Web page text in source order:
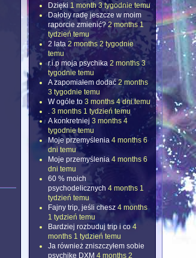
Dzięki 1 month 3 tygodnie temu
Dałoby radę jeszcze w moim
raporcie zmienić? 2 months 1
tydzień temu
2 lata 2 months 2 tygodnie
temu
r.i.p moja psychika 2 months 3
tygodnie temu
A zapomiałem dodać 2 months
3 tygodnie temu
W ogóle to 3 months 4 dni temu
3 months 1 tydzień temu
A konkretniej 3 months 4
tygodnie temu
Moje przemyślenia 4 months 6
dni temu
Moje przemyślenia 4 months 6
dni temu
60 % moich
psychodelicznych 4 months 1
tydzień temu
Fajny trip, jeśli chesz 4 months
1 tydzień temu
Bardziej rozbuduj trip i co 4
months 1 tydzień temu
Ja również zniszczyłem sobie
psychikę DXM 4 months 2